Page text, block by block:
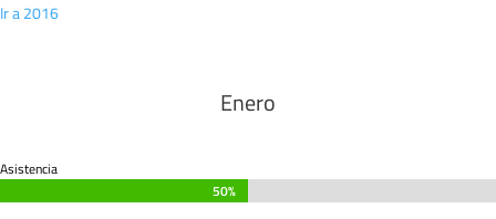
Ir a 2016
Enero
Asistencia
50%
50%